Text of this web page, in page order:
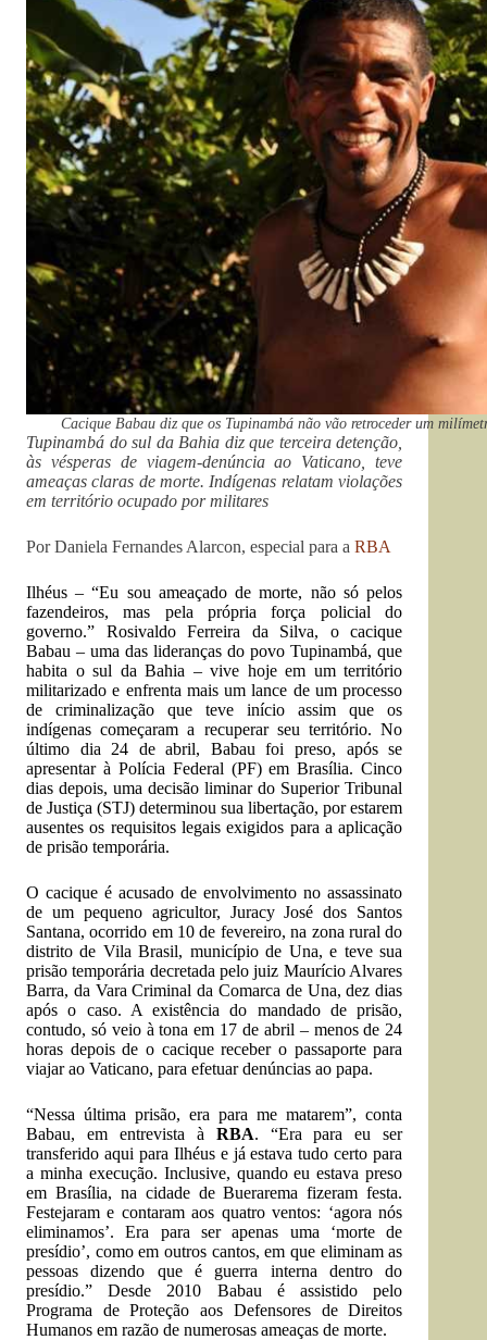
Cacique Babau diz que os Tupinambá não vão retroceder um
Tupinambá do sul da Bahia diz que terceira detenção,
às vésperas de viagem-denúncia ao Vaticano, teve
ameaças claras de morte. Indígenas relatam violações
em território ocupado por militares
Por Daniela Fernandes Alarcon, especial para a RBA
Ilhéus – “Eu sou ameaçado de morte, não só pelos
fazendeiros, mas pela própria força policial do
governo.” Rosivaldo Ferreira da Silva, o cacique
Babau – uma das lideranças do povo Tupinambá, que
habita o sul da Bahia – vive hoje em um território
militarizado e enfrenta mais um lance de um processo
de criminalização que teve início assim que os
indígenas começaram a recuperar seu território. No
último dia 24 de abril, Babau foi preso, após se
apresentar à Polícia Federal (PF) em Brasília. Cinco
dias depois, uma decisão liminar do Superior Tribunal
de Justiça (STJ) determinou sua libertação, por estarem
ausentes os requisitos legais exigidos para a aplicação
de prisão temporária.
O cacique é acusado de envolvimento no assassinato
de um pequeno agricultor, Juracy José dos Santos
Santana, ocorrido em 10 de fevereiro, na zona rural do
distrito de Vila Brasil, município de Una, e teve sua
prisão temporária decretada pelo juiz Maurício Alvares
Barra, da Vara Criminal da Comarca de Una, dez dias
após o caso. A existência do mandado de prisão,
contudo, só veio à tona em 17 de abril – menos de 24
horas depois de o cacique receber o passaporte para
viajar ao Vaticano, para efetuar denúncias ao papa.
“Nessa última prisão, era para me matarem”, conta
Babau, em entrevista à RBA. “Era para eu ser
transferido aqui para Ilhéus e já estava tudo certo para
a minha execução. Inclusive, quando eu estava preso
em Brasília, na cidade de Buerarema fizeram festa.
Festejaram e contaram aos quatro ventos: ‘agora nós
eliminamos’. Era para ser apenas uma ‘morte de
presídio’, como em outros cantos, em que eliminam as
pessoas dizendo que é guerra interna dentro do
presídio.” Desde 2010 Babau é assistido pelo
Programa de Proteção aos Defensores de Direitos
Humanos em razão de numerosas ameaças de morte.